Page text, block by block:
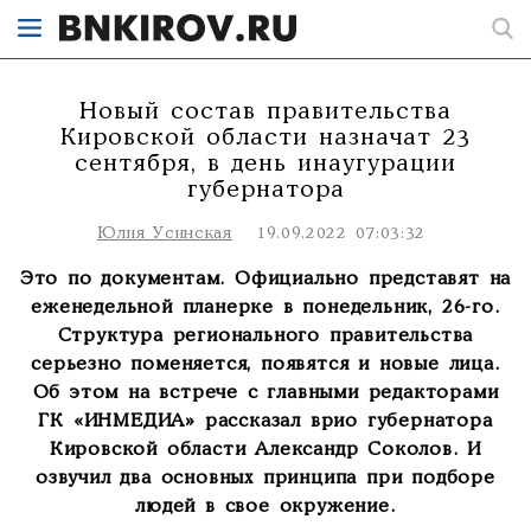
Новый состав правительства
Кировской области назначат 23
сентября, в день инаугурации
губернатора
Юлия Усинская 19.09.2022 07:03:32
Это по документам. Официально представят на
еженедельной планерке в понедельник, 26-го.
Структура регионального правительства
серьезно поменяется, появятся и новые лица.
Об этом на встрече с главными редакторами
ГК «ИНМЕДИА» рассказал врио губернатора
Кировской области Александр Соколов. И
озвучил два основных принципа при подборе
людей в свое окружение.